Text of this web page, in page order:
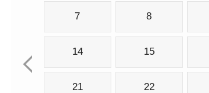
7 8
14 15
21 22